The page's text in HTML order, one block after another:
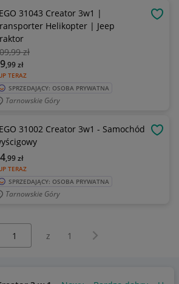
31043 Creator 3w1 |
Helikopter | Jeep
,99 zł
TERAZ
,99zł
SPRZEDAJĄCY: OSOBA PRYWATNA
Tarnowskie Góry
31002 Creator 3w1 - Samochód
TERAZ
,99zł
SPRZEDAJĄCY: OSOBA PRYWATNA
Tarnowskie Góry
z 1 Następna strona